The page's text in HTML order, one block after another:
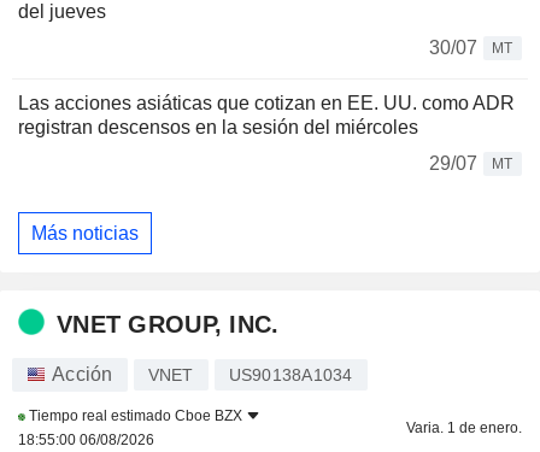
del jueves
30/07
MT
Las acciones asiáticas que cotizan en EE. UU. como ADR
registran descensos en la sesión del miércoles
29/07
MT
Más noticias
VNET GROUP, INC.
Acción VNET US90138A1034
Tiempo real estimado Cboe BZX
18:55:00 06/08/2026
Varia. 1 de enero.